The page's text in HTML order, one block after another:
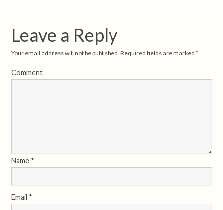
Leave a Reply
Your email address will not be published. Required fields are marked *
Comment
Name *
Email *